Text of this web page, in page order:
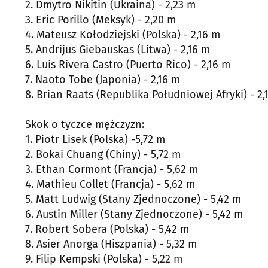
2. Dmytro Nikitin (Ukraina) - 2,23 m
3. Eric Porillo (Meksyk) - 2,20 m
4. Mateusz Kołodziejski (Polska) - 2,16 m
5. Andrijus Giebauskas (Litwa) - 2,16 m
6. Luis Rivera Castro (Puerto Rico) - 2,16 m
7. Naoto Tobe (Japonia) - 2,16 m
8. Brian Raats (Republika Południowej Afryki) -
Skok o tyczce mężczyzn:
1. Piotr Lisek (Polska) -5,72 m
2. Bokai Chuang (Chiny) - 5,72 m
3. Ethan Cormont (Francja) - 5,62 m
4. Mathieu Collet (Francja) - 5,62 m
5. Matt Ludwig (Stany Zjednoczone) - 5,42 m
6. Austin Miller (Stany Zjednoczone) - 5,42 m
7. Robert Sobera (Polska) - 5,42 m
8. Asier Anorga (Hiszpania) - 5,32 m
9. Filip Kempski (Polska) - 5,22 m